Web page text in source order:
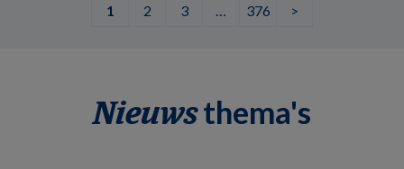
1 2 3 … 376 >
Nieuwsthema's